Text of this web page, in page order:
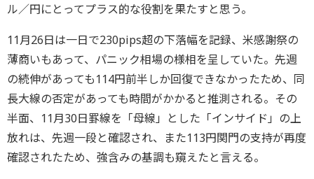
ル／円にとってプラス的な役割を果たすと思う。
11月26日は一日で230pips超の下落幅を記録、米感謝祭の
薄商いもあって、パニック相場の様相を呈していた。先週
の続伸があっても114円前半しか回復できなかったため、同
長大線の否定があっても時間がかかると推測される。その
半面、11月30日罫線を「母線」とした「インサイド」の上
放れは、先週一段と確認され、また113円関門の支持が再度
確認されたため、強含みの基調も窺えたと言える。